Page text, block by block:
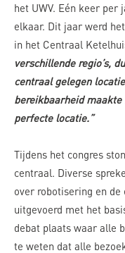
het UWV. Eén keer
elkaar. Dit jaar werd
in het Centraal
verschillende regio’s,
centraal gelegen
bereikbaarheid
perfecte locatie.”
Tijdens het congres
centraal. Diverse
over robotisering en
uitgevoerd met het
debat plaats waar alle
te weten dat alle